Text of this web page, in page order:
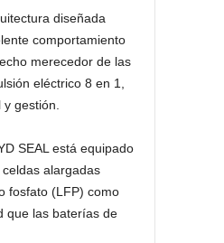
diseñada
comportamiento
merecedor de las
eléctrico 8 en 1,
gestión.
SEAL está equipado
alargadas
fosfato (LFP) como
que las baterías de